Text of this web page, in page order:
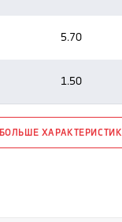
5.70
1.50
БОЛЬШЕ ХАРАКТЕРИСТИК